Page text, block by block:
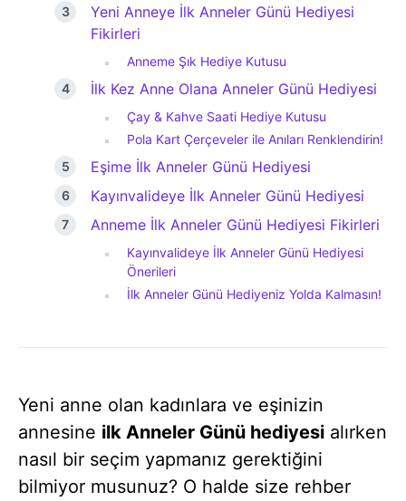
Yeni Anneye İlk Anneler Günü Hediyesi
Fikirleri
Anneme Şık Hediye Kutusu
İlk Kez Anne Olana Anneler Günü Hediyesi
Çay & Kahve Saati Hediye Kutusu
Pola Kart Çerçeveler ile Anıları Renklendirin!
Eşime İlk Anneler Günü Hediyesi
Kayınvalideye İlk Anneler Günü Hediyesi
Anneme İlk Anneler Günü Hediyesi Fikirleri
Kayınvalideye İlk Anneler Günü Hediyesi
Önerileri
İlk Anneler Günü Hediyeniz Yolda Kalmasın!
Yeni anne olan kadınlara ve eşinizin
annesine ilk Anneler Günü hediyesi alırken
nasıl bir seçim yapmanız gerektiğini
bilmiyor musunuz? O halde size rehber